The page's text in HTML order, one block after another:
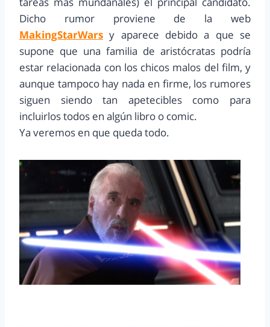
Dicho rumor proviene de la web
MakingStarWars y aparece debido a que se
supone que una familia de aristócratas podría
estar relacionada con los chicos malos del film, y
aunque tampoco hay nada en firme, los rumores
siguen siendo tan apetecibles como para
incluirlos todos en algún libro o comic.
Ya veremos en que queda todo.